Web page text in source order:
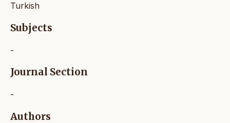
Turkish
Subjects
-
Journal Section
-
Authors